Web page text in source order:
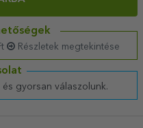
Részletek megtekintése
és gyorsan válaszolunk.